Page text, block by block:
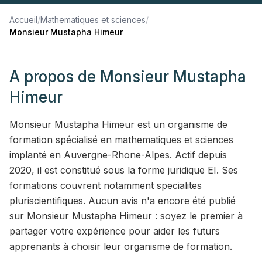
Accueil/Mathematiques et sciences/
Monsieur Mustapha Himeur
A propos de Monsieur Mustapha
Himeur
Monsieur Mustapha Himeur est un organisme de
formation spécialisé en mathematiques et sciences
implanté en Auvergne-Rhone-Alpes. Actif depuis
2020, il est constitué sous la forme juridique EI. Ses
formations couvrent notamment specialites
pluriscientifiques. Aucun avis n'a encore été publié
sur Monsieur Mustapha Himeur : soyez le premier à
partager votre expérience pour aider les futurs
apprenants à choisir leur organisme de formation.